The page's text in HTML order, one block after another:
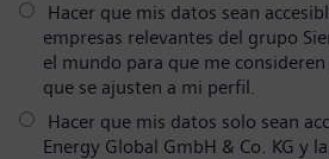
Hacer que mis datos sean
empresas relevantes del grupo
el mundo para que me
que se ajusten a mi perfil.
Hacer que mis datos solo sean
Energy Global GmbH & Co. KG y